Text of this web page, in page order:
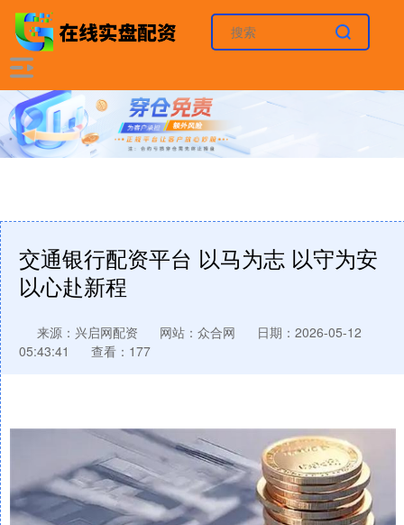
交通银行配资平台 以马为志 以守为安
以心赴新程
来源：兴启网配资 网站：众合网
日期：2026-05-12
05:43:41
查看：177